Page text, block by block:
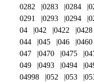
0282 0283 0284
0291
0293 0294
04
042 0422 0428
044
045 046 0460
047
0470 0475
049
0493 0494
04998
052 053